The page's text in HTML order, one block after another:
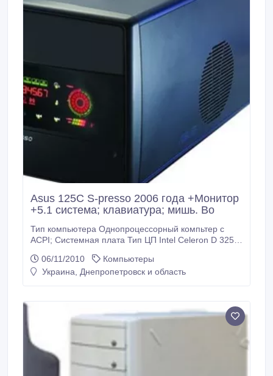
Asus 125C S-presso 2006 года +Монитор
+5.1 система; клавиатура; мишь. Во
Тип компьютера Однопроцессорный компьтер с
ACPI; Системная плата Тип ЦП Intel Celeron D 325<
(1 PCI, 1 AGP/ 2 DDR DIMM, Audio, Video, LAN);
Чипсет системной платы Intel Springdale-G i865G;
LG L1750SQ [17"LCD] (1509314614); Винчестер
150Гб Intel(R) Celeron(R) CPU 2.
06/11/2010
Компьютеры
Украина, Днепропетровск и область